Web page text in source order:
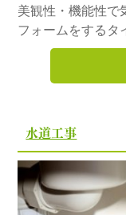
美観性・機能性で
フォームをするタ
水道工事